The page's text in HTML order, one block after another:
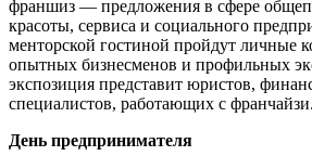
франшиз — предложения в сфере
красоты, сервиса и социального
менторской гостиной пройдут личные
опытных бизнесменов и профильных
экспозиция представит юристов,
специалистов, работающих с франчайзи.
День предпринимателя